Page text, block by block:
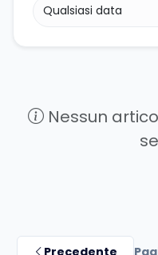
Nessun